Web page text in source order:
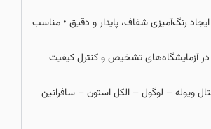
رنگ‌آمیزی شفاف، پایدار و دقیق • مناسب
در آزمایشگاه‌های تشخیص و کنترل کیفیت
ویوله – لوگول – الکل استون – سافرانین